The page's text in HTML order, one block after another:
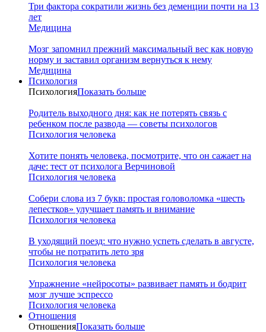
Три фактора сократили жизнь без деменции почти на 13
лет
Медицина
Мозг запомнил прежний максимальный вес как новую
норму и заставил организм вернуться к нему
Медицина
Психология
ПсихологияПоказать больше
Родитель выходного дня: как не потерять связь с
ребенком после развода — советы психологов
Психология человека
Хотите понять человека, посмотрите, что он сажает на
даче: тест от психолога Верчиновой
Психология человека
Собери слова из 7 букв: простая головоломка «шесть
лепестков» улучшает память и внимание
Психология человека
В уходящий поезд: что нужно успеть сделать в августе,
чтобы не потратить лето зря
Психология человека
Упражнение «нейросоты» развивает память и бодрит
мозг лучше эспрессо
Психология человека
Отношения
ОтношенияПоказать больше